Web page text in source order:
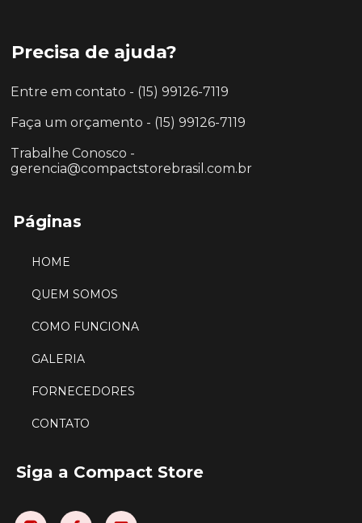
Precisa de ajuda?
Entre em contato - (15) 99126-7119
Faça um orçamento - (15) 99126-7119
Trabalhe Conosco -
gerencia@compactstorebrasil.com.br
Páginas
HOME
QUEM SOMOS
COMO FUNCIONA
GALERIA
FORNECEDORES
CONTATO
Siga a Compact Store